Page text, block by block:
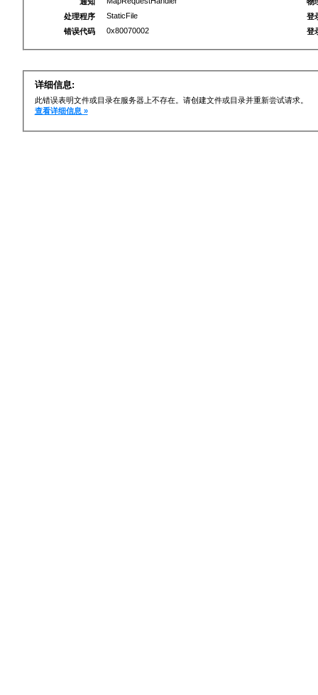
处理程序
StaticFile
错误代码
0x80070002
登
登
详细信息:
此错误表明文件或目录在服务器上不存在。请创建文件或目录并重新尝试请求。
查看详细信息 »